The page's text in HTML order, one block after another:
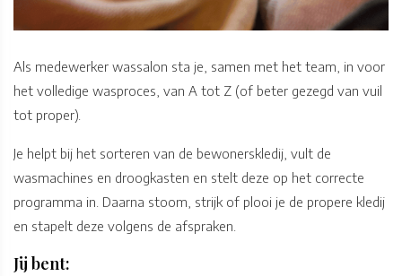
Als medewerker wassalon sta je, samen met het team, in voor
het volledige wasproces, van A tot Z (of beter gezegd van vuil
tot proper).
Je helpt bij het sorteren van de bewonerskledij, vult de
wasmachines en droogkasten en stelt deze op het correcte
programma in. Daarna stoom, strijk of plooi je de propere kledij
en stapelt deze volgens de afspraken.
Jij bent: